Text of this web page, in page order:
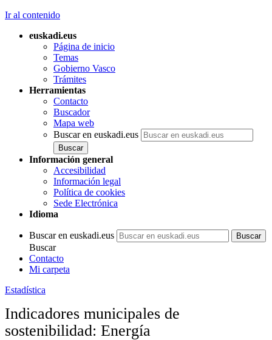
Ir al contenido
euskadi.eus
Página de inicio
Temas
Gobierno Vasco
Trámites
Herramientas
Contacto
Buscador
Mapa web
Buscar en euskadi.eus
Información general
Accesibilidad
Información legal
Política de cookies
Sede Electrónica
Idioma
Buscar en euskadi.eus
Buscar
Contacto
Mi carpeta
Estadística
Indicadores municipales de
sostenibilidad: Energía